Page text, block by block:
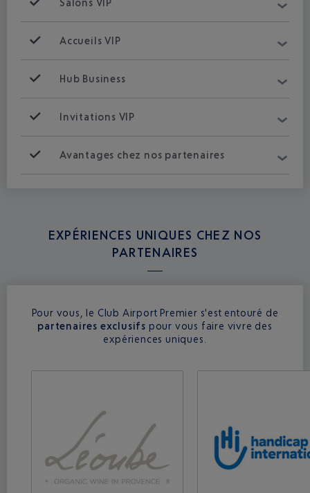
Salons VIP
Accueils VIP
Hub Business
Invitations VIP
Avantages chez nos partenaires
EXPÉRIENCES UNIQUES CHEZ NOS
PARTENAIRES
Pour vous, le Club Airport Premier s'est entouré de
partenaires exclusifs pour vous faire vivre des
expériences uniques.